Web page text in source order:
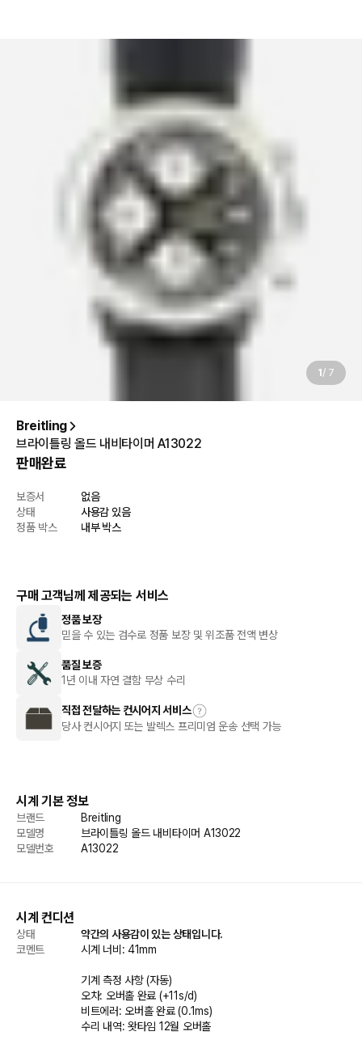
1/ 7
Breitling
브라이틀링 올드 내비타이머 A13022
판매완료
보증서
없음
상태
사용감 있음
정품 박스
내부 박스
구매 고객님께 제공되는 서비스
정품 보장
믿을 수 있는 검수로 정품 보장 및 위조품 전액 변상
품질 보증
1년 이내 자연 결함 무상 수리
직접 전달하는 컨시어지 서비스
당사 컨시어지 또는 발렉스 프리미엄 운송 선택 가능
시계 기본 정보
브랜드
Breitling
모델명
브라이틀링 올드 내비타이머 A13022
모델번호
A13022
시계 컨디션
상태
약간의 사용감이 있는 상태입니다.
코멘트
시계 너비: 41mm
기계 측정 사항 (자동)
오차: 오버홀 완료 (+11s/d)
비트에러: 오버홀 완료 (0.1ms)
수리 내역: 왓타임 12월 오버홀